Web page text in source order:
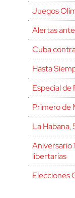
Juegos
Alertas
Cuba
Hasta
Especial
Primero de
La Habana,
Aniversario
libertarias
Elecciones